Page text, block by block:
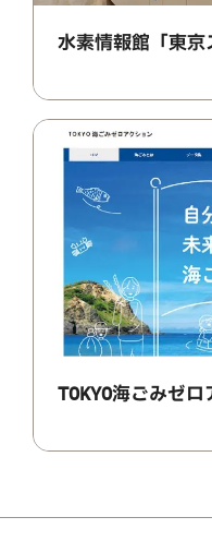
水素情報館「東京
TOKYO海ごみゼ